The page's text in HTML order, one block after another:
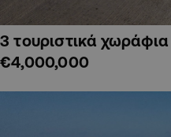
3 τουριστικά
€4,000,000